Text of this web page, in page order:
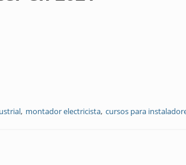
montador electricista cursos para